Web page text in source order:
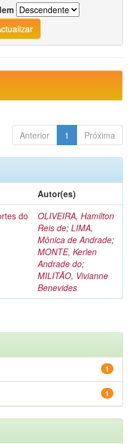
Anterior 1 Próxima
Autor(es)
do
OLIVEIRA, Hamilton
Reis de; LIMA,
Mônica de Andrade;
MONTE, Kerlen
Andrade do;
MILITÃO, Vivianne
Benevides
1
1